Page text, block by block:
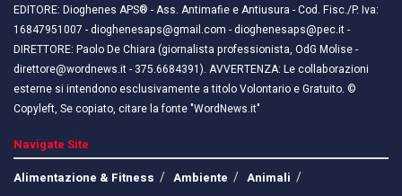
EDITORE: Dioghenes APS® - Ass. Antimafie e Antiusura - Cod. Fisc./P. Iva:
16847951007 - dioghenesaps@gmail.com - dioghenesaps@pec.it - ​​
DIRETTORE: Paolo De Chiara (giornalista professionista, OdG Molise -
direttore@wordnews.it - ​​375.6684391). AVVERTENZA: Le collaborazioni
esterne si intendono esclusivamente a titolo Volontario e Gratuito. ©
Copyleft, Se copiato, citare la fonte "WordNews.it"
Navigate Site
Alimentazione & Fitness
Ambiente
Animali